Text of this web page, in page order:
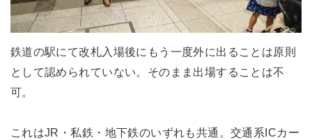
鉄道の駅にて改札入場後にもう一度外に出ることは原則
として認められていない。そのまま出場することは不
可。
これはJR・私鉄・地下鉄のいずれも共通。交通系ICカー